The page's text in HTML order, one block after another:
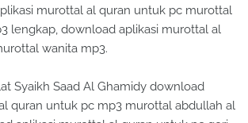
murottal al quran untuk pc murottal
lengkap, download aplikasi murottal al
wanita mp3.
Syaikh Saad Al Ghamidy download
quran untuk pc mp3 murottal abdullah al